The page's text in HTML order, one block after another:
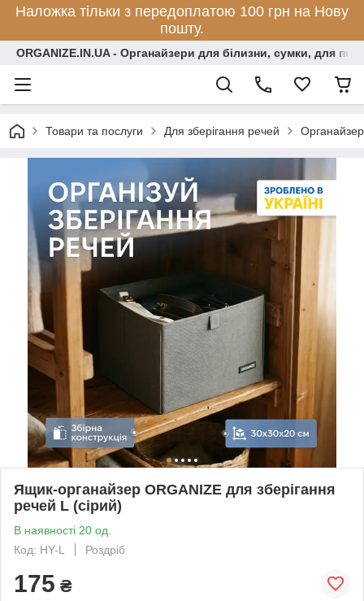
Наложка тільки з передоплатою 100 грн на Нову
пошту.
ORGANIZE.IN.UA - Органайзери для білизни, сумки, для
Товари та послуги Для зберігання речей
Ящик-органайзер ORGANIZE для зберігання
речей L (сірий)
В наявності 20 од.
Код: HY-L
Роздріб
175 ₴